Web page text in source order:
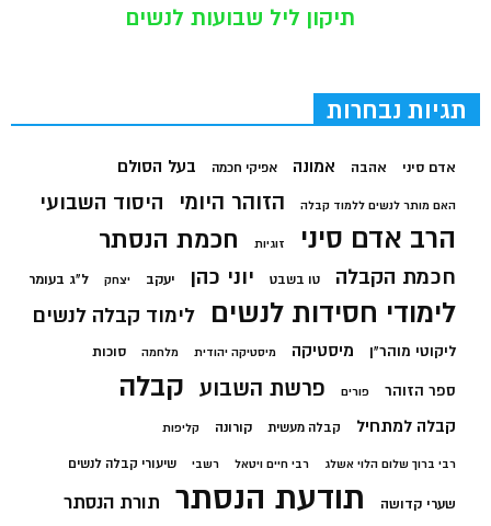
תיקון ליל שבועות לנשים
תגיות נבחרות
אדם סיני אהבה אמונה אפיקי חכמה בעל הסולם
האם מותר לנשים ללמוד קבלה הזוהר היומי היסוד השבועי
הרב אדם סיני זוגיות חכמת הנסתר
חכמת הקבלה טו בשבט יוני כהן יעקב יצחק ל"ג בעומר
לימודי חסידות לנשים לימוד קבלה לנשים
ליקוטי מוהר"ן מיסטיקה מיסטיקה יהודית מלחמה סוכות
ספר הזוהר פורים פרשת השבוע קבלה
קבלה למתחיל קבלה מעשית קורונה קליפות
רבי ברוך שלום הלוי אשלג רבי חיים ויטאל רשבי שיעורי קבלה לנשים
שערי קדושה תודעת הנסתר תורת הנסתר